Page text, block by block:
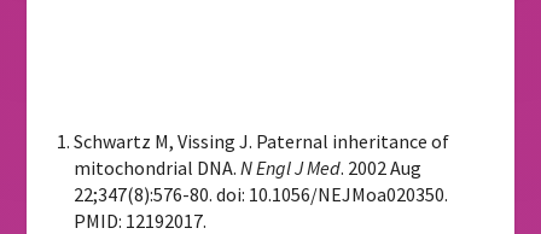
Schwartz M, Vissing J. Paternal inheritance of
mitochondrial DNA. N Engl J Med. 2002 Aug
22;347(8):576-80. doi: 10.1056/NEJMoa020350.
PMID: 12192017.